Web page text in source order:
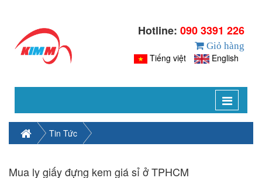
Hotline: 090 3391 226
Giỏ hàng
Tiếng việt English
Toggle
Tin Tức
Mua ly giấy đựng kem giá sỉ ở TPHCM